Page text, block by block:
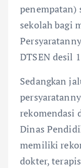
penempatan)
sekolah bagi
DTSEN desil
Sedangkan
rekomendasi
Dinas
memiliki
dokter,